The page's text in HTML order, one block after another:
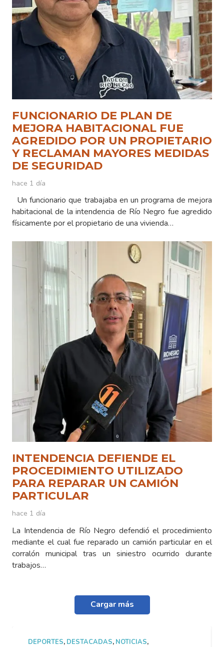
FUNCIONARIO DE PLAN DE
MEJORA HABITACIONAL FUE
AGREDIDO POR UN PROPIETARIO
Y RECLAMAN MAYORES MEDIDAS
DE SEGURIDAD
hace 1 día
Un funcionario que trabajaba en un programa de mejora
habitacional de la intendencia de Río Negro fue agredido
físicamente por el propietario de una vivienda…
INTENDENCIA DEFIENDE EL
PROCEDIMIENTO UTILIZADO
PARA REPARAR UN CAMIÓN
PARTICULAR
hace 1 día
La Intendencia de Río Negro defendió el procedimiento
mediante el cual fue reparado un camión particular en el
corralón municipal tras un siniestro ocurrido durante
trabajos…
Cargar más
DEPORTES,DESTACADAS